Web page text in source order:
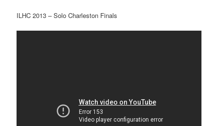
ILHC 2013 – Solo Charleston Finals